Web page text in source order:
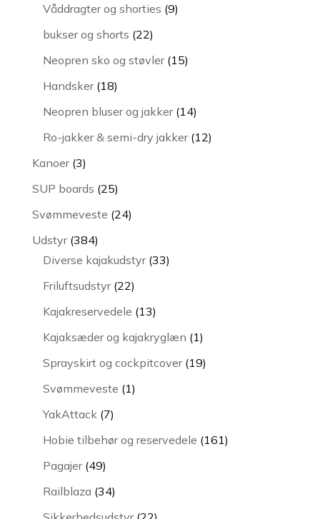
Våddragter og shorties 99
bukser og shorts 2222
varer
Neopren sko og støvler 1515
Handsker 1818
Neopren bluser og jakker 1414
varer
Ro-jakker & semi-dry jakker 1212
Kanoer 33
varer
SUP boards 2525
varer
Svømmeveste 2424
Udstyr 384384
varer
Diverse kajakudstyr 3333
Friluftsudstyr 2222
varer
Kajakreservedele 1313
varer
Kajaksæder og kajakryglæn 11
vare
Sprayskirt og cockpitcover 1919
Svømmeveste 11
YakAttack 77
Hobie tilbehør og reservedele 161161
Pagajer 4949
varer
Railblaza 3434
varer